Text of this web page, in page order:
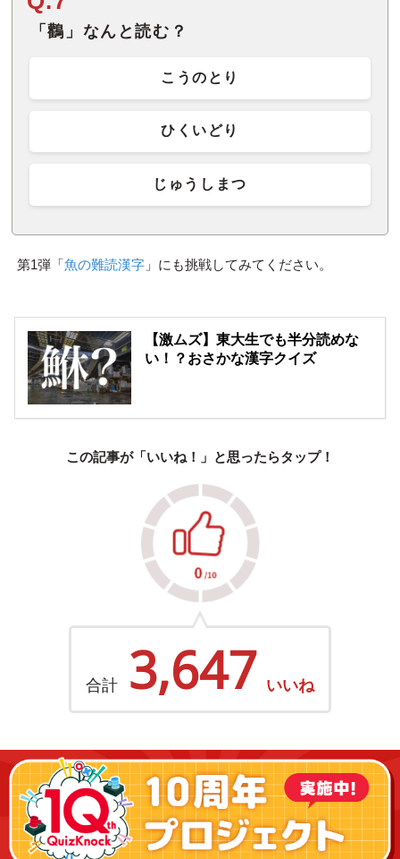
「鸛」なんと読む？
こうのとり
ひくいどり
じゅうしまつ
第1弾「魚の難読漢字」にも挑戦してみてください。
【激ムズ】東大生でも半分読めな
い！？おさかな漢字クイズ
この記事が「いいね！」と思ったらタップ！
合計 3,647 いいね